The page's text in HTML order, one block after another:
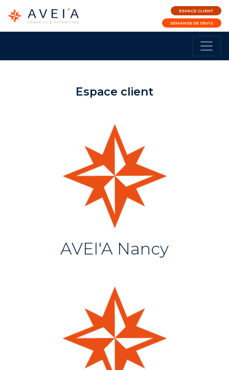
ESPACE CLIENT
DEMANDE DE DEVIS
Espace client
AVEI'A Nancy